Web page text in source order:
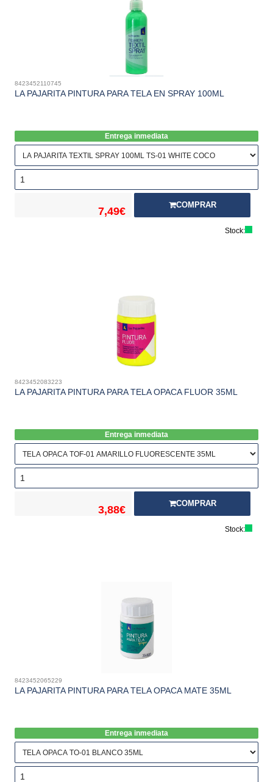
8423452110745
LA PAJARITA PINTURA PARA TELA EN SPRAY 100ML
Entrega inmediata
7,49€
COMPRAR
Stock:
8423452083223
LA PAJARITA PINTURA PARA TELA OPACA FLUOR 35ML
Entrega inmediata
3,88€
COMPRAR
Stock:
8423452065229
LA PAJARITA PINTURA PARA TELA OPACA MATE 35ML
Entrega inmediata